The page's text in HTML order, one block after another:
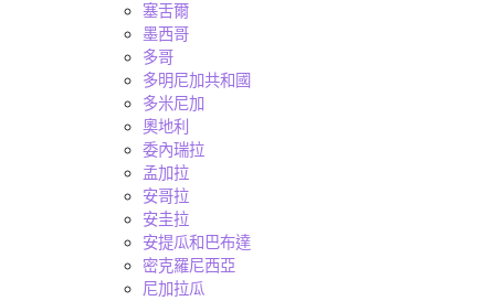
塞舌爾
墨西哥
多哥
多明尼加共和國
多米尼加
奧地利
委內瑞拉
孟加拉
安哥拉
安圭拉
安提瓜和巴布達
密克羅尼西亞
尼加拉瓜